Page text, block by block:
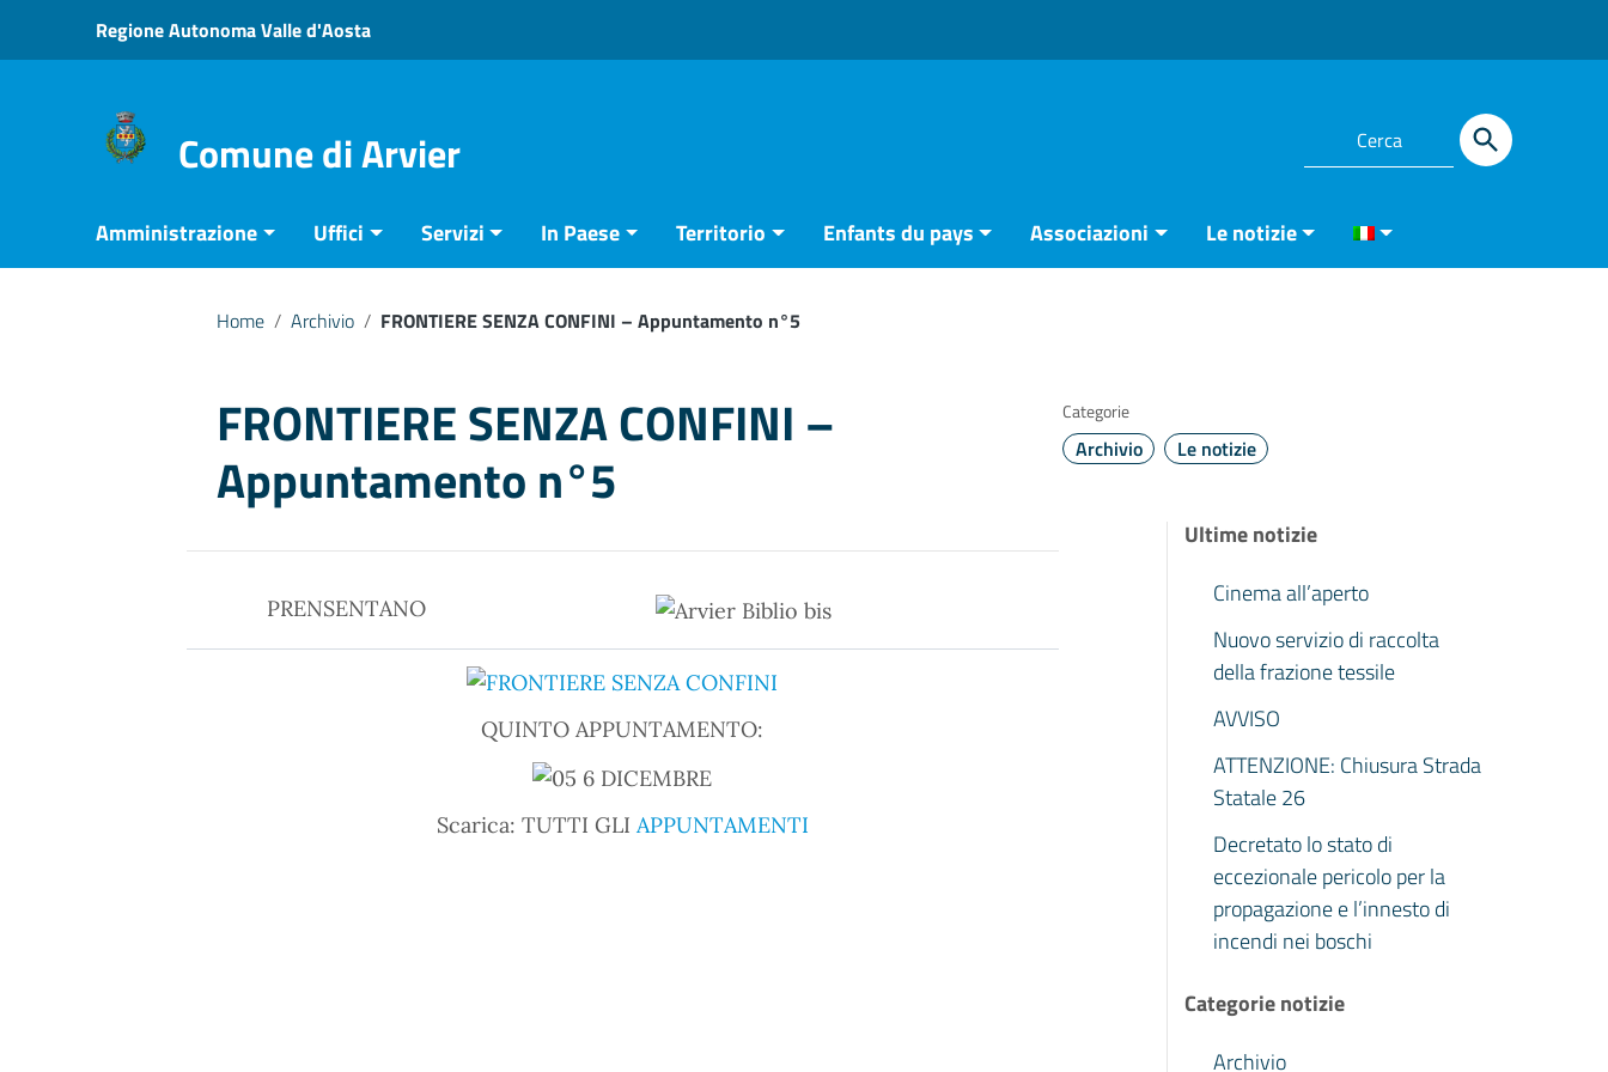
Vai ai contenuti
Vai al menu di navigazione
Regione Autonoma Valle d'Aosta
Comune di Arvier
Amministrazione Uffici Servizi In Paese Territorio Enfants du pays Associazioni Le notizie
Home / Archivio / FRONTIERE SENZA CONFINI – Appuntamento n°5
FRONTIERE SENZA CONFINI –
Appuntamento n°5
Categorie
Archivio Le notizie
PRENSENTANO
QUINTO APPUNTAMENTO:
Scarica: TUTTI GLI APPUNTAMENTI
Ultime notizie
Cinema all’aperto
Nuovo servizio di raccolta
della frazione tessile
AVVISO
ATTENZIONE: Chiusura Strada
Statale 26
Decretato lo stato di
eccezionale pericolo per la
propagazione e l’innesto di
incendi nei boschi
Categorie notizie
Archivio